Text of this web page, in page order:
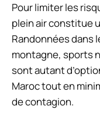
Pour limiter les
plein air constitue
Randonnées dans
montagne, sports
sont autant
Maroc tout en
de contagion.